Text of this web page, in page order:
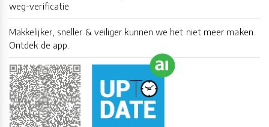
weg-verificatie
Makkelijker, sneller & veiliger kunnen we het niet meer maken.
Ontdek de app.